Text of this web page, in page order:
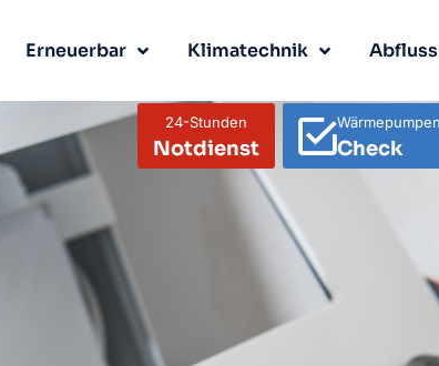
Erneuerbar Klimatechnik
24-Stunden
Notdienst
Wärmepumpen
Check